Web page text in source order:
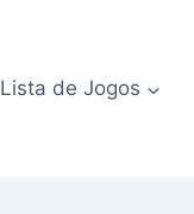
Lista de Jogos